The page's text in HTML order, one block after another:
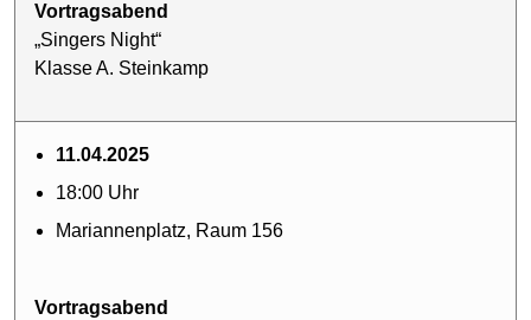
Vortragsabend
„Singers Night“
Klasse A. Steinkamp
11.04.2025
18:00 Uhr
Mariannenplatz, Raum 156
Vortragsabend